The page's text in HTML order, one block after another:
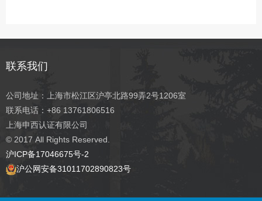
联系我们
公司地址：上海市松江区沪亭北路99弄2号1206室
联系电话：+86 13761806516
上海申西认证有限公司
© 2017 All Rights Reserved.
沪ICP备17046675号-2
沪公网安备31011702890823号